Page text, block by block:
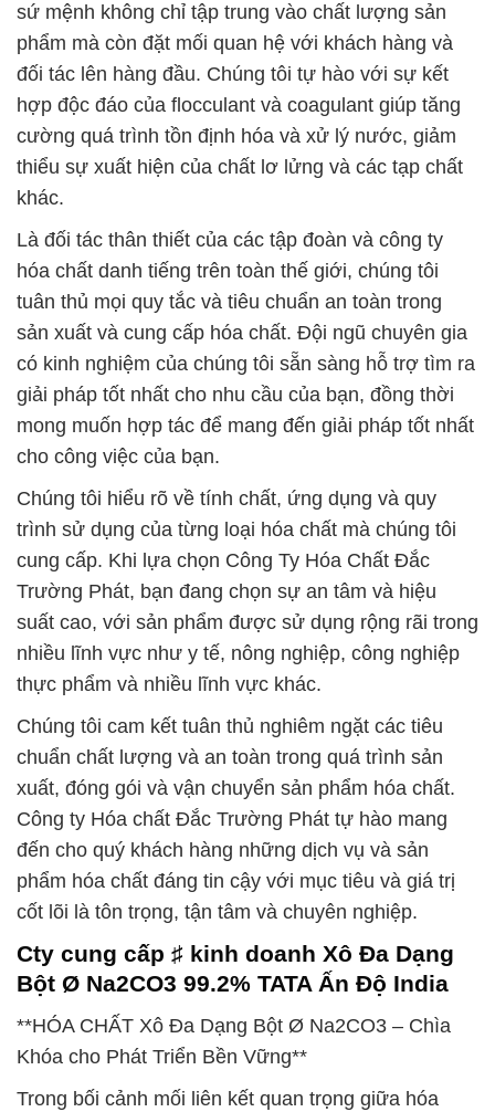
sứ mệnh không chỉ tập trung vào chất lượng sản
phẩm mà còn đặt mối quan hệ với khách hàng và
đối tác lên hàng đầu. Chúng tôi tự hào với sự kết
hợp độc đáo của flocculant và coagulant giúp tăng
cường quá trình tồn định hóa và xử lý nước, giảm
thiểu sự xuất hiện của chất lơ lửng và các tạp chất
khác.
Là đối tác thân thiết của các tập đoàn và công ty
hóa chất danh tiếng trên toàn thế giới, chúng tôi
tuân thủ mọi quy tắc và tiêu chuẩn an toàn trong
sản xuất và cung cấp hóa chất. Đội ngũ chuyên gia
có kinh nghiệm của chúng tôi sẵn sàng hỗ trợ tìm ra
giải pháp tốt nhất cho nhu cầu của bạn, đồng thời
mong muốn hợp tác để mang đến giải pháp tốt nhất
cho công việc của bạn.
Chúng tôi hiểu rõ về tính chất, ứng dụng và quy
trình sử dụng của từng loại hóa chất mà chúng tôi
cung cấp. Khi lựa chọn Công Ty Hóa Chất Đắc
Trường Phát, bạn đang chọn sự an tâm và hiệu
suất cao, với sản phẩm được sử dụng rộng rãi trong
nhiều lĩnh vực như y tế, nông nghiệp, công nghiệp
thực phẩm và nhiều lĩnh vực khác.
Chúng tôi cam kết tuân thủ nghiêm ngặt các tiêu
chuẩn chất lượng và an toàn trong quá trình sản
xuất, đóng gói và vận chuyển sản phẩm hóa chất.
Công ty Hóa chất Đắc Trường Phát tự hào mang
đến cho quý khách hàng những dịch vụ và sản
phẩm hóa chất đáng tin cậy với mục tiêu và giá trị
cốt lõi là tôn trọng, tận tâm và chuyên nghiệp.
Cty cung cấp ♯ kinh doanh Xô Đa Dạng
Bột Ø Na2CO3 99.2% TATA Ấn Độ India
**HÓA CHẤT Xô Đa Dạng Bột Ø Na2CO3 – Chìa
Khóa cho Phát Triển Bền Vững**
Trong bối cảnh mối liên kết quan trọng giữa hóa